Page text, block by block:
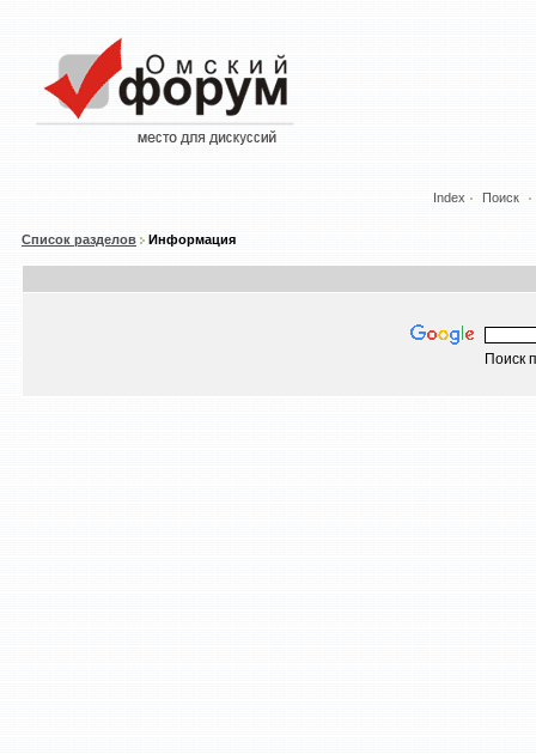
Index Поиск
Список разделов Информация
Поиск